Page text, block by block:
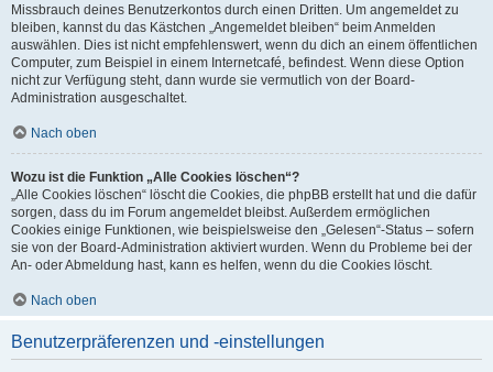
Missbrauch deines Benutzerkontos durch einen Dritten. Um angemeldet zu
bleiben, kannst du das Kästchen „Angemeldet bleiben“ beim Anmelden
auswählen. Dies ist nicht empfehlenswert, wenn du dich an einem öffentlichen
Computer, zum Beispiel in einem Internetcafé, befindest. Wenn diese Option
nicht zur Verfügung steht, dann wurde sie vermutlich von der Board-
Administration ausgeschaltet.
Nach oben
Wozu ist die Funktion „Alle Cookies löschen“?
„Alle Cookies löschen“ löscht die Cookies, die phpBB erstellt hat und die dafür
sorgen, dass du im Forum angemeldet bleibst. Außerdem ermöglichen
Cookies einige Funktionen, wie beispielsweise den „Gelesen“-Status – sofern
sie von der Board-Administration aktiviert wurden. Wenn du Probleme bei der
An- oder Abmeldung hast, kann es helfen, wenn du die Cookies löscht.
Nach oben
Benutzerpräferenzen und -einstellungen